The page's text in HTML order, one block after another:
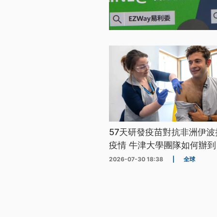
57天研發疫苗對抗非洲伊
疫情 牛津大學團隊如何辦
2026-07-30 18:38 全球